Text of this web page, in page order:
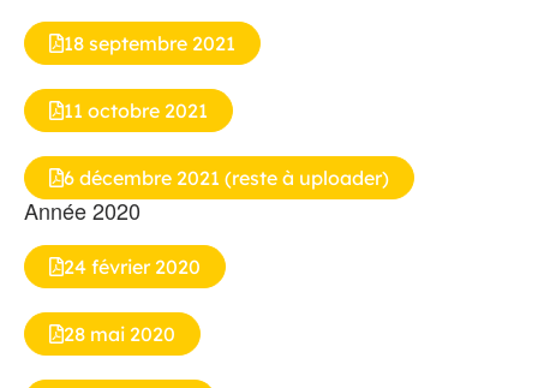
18 septembre 2021
11 octobre 2021
6 décembre 2021 (reste à uploader)
Année 2020
24 février 2020
28 mai 2020